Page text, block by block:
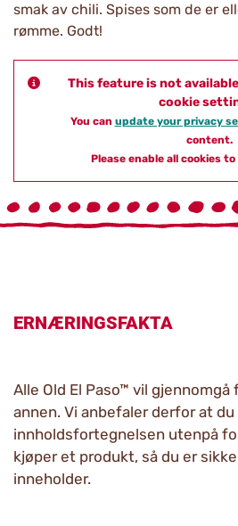
smak av chili. Spises som de er
rømme. Godt!
This feature is not
cookie
You can update your privacy
content.
Please enable all cookies
ERNÆRINGSFAKTA
Alle Old El Paso™ vil
annen. Vi anbefaler derfor at
innholdsfortegnelsen utenpå
kjøper et produkt, så du er
inneholder.